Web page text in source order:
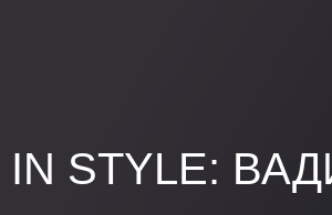
IN STYLE: